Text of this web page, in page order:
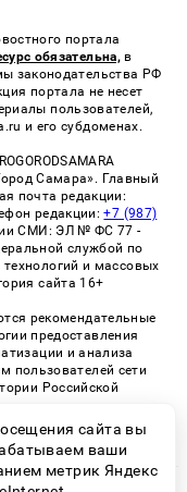
портала
обязательна, в
законодательства РФ
портала не несет
пользователей,
и его субдоменах.
Самара». Главный
почта редакции:
редакции:+7 (987)
СМИ: ЭЛ № ФС 77 -
службой по
и массовых
сайта 16+
рекомендательные
предоставления
и анализа
пользователей сети
Российской
сети
«СМИ2» (PDF)
сайта вы
ваши
метрик Яндекс